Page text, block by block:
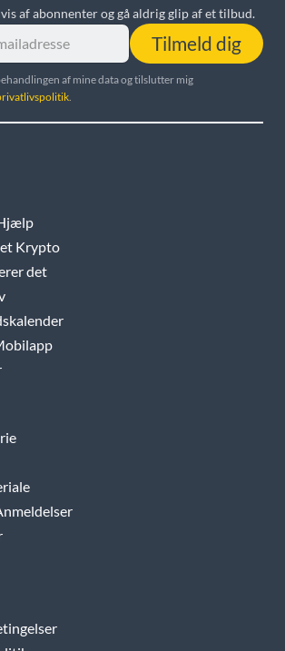
af abonnenter og gå aldrig glip af et tilbud.
Tilmeld dig
af mine data og tilslutter mig
Krypto
det